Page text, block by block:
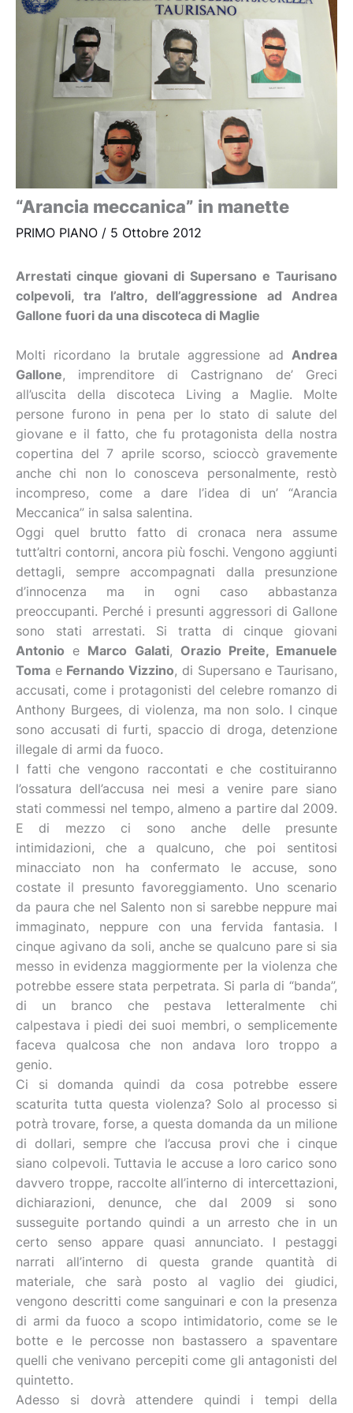
“Arancia meccanica” in manette
PRIMO PIANO / 5 Ottobre 2012
Arrestati cinque giovani di Supersano e Taurisano
colpevoli, tra l’altro, dell’aggressione ad Andrea
Gallone fuori da una discoteca di Maglie
Molti ricordano la brutale aggressione ad Andrea
Gallone, imprenditore di Castrignano de’ Greci
all’uscita della discoteca Living a Maglie. Molte
persone furono in pena per lo stato di salute del
giovane e il fatto, che fu protagonista della nostra
copertina del 7 aprile scorso, scioccò gravemente
anche chi non lo conosceva personalmente, restò
incompreso, come a dare l’idea di un’ “Arancia
Meccanica” in salsa salentina.
Oggi quel brutto fatto di cronaca nera assume
tutt’altri contorni, ancora più foschi. Vengono aggiunti
dettagli, sempre accompagnati dalla presunzione
d’innocenza ma in ogni caso abbastanza
preoccupanti. Perché i presunti aggressori di Gallone
sono stati arrestati. Si tratta di cinque giovani
Antonio e Marco Galati, Orazio Preite, Emanuele
Toma e Fernando Vizzino, di Supersano e Taurisano,
accusati, come i protagonisti del celebre romanzo di
Anthony Burgees, di violenza, ma non solo. I cinque
sono accusati di furti, spaccio di droga, detenzione
illegale di armi da fuoco.
I fatti che vengono raccontati e che costituiranno
l’ossatura dell’accusa nei mesi a venire pare siano
stati commessi nel tempo, almeno a partire dal 2009.
E di mezzo ci sono anche delle presunte
intimidazioni, che a qualcuno, che poi sentitosi
minacciato non ha confermato le accuse, sono
costate il presunto favoreggiamento. Uno scenario
da paura che nel Salento non si sarebbe neppure mai
immaginato, neppure con una fervida fantasia. I
cinque agivano da soli, anche se qualcuno pare si sia
messo in evidenza maggiormente per la violenza che
potrebbe essere stata perpetrata. Si parla di “banda”,
di un branco che pestava letteralmente chi
calpestava i piedi dei suoi membri, o semplicemente
faceva qualcosa che non andava loro troppo a
genio.
Ci si domanda quindi da cosa potrebbe essere
scaturita tutta questa violenza? Solo al processo si
potrà trovare, forse, a questa domanda da un milione
di dollari, sempre che l’accusa provi che i cinque
siano colpevoli. Tuttavia le accuse a loro carico sono
davvero troppe, raccolte all’interno di intercettazioni,
dichiarazioni, denunce, che dal 2009 si sono
susseguite portando quindi a un arresto che in un
certo senso appare quasi annunciato. I pestaggi
narrati all’interno di questa grande quantità di
materiale, che sarà posto al vaglio dei giudici,
vengono descritti come sanguinari e con la presenza
di armi da fuoco a scopo intimidatorio, come se le
botte e le percosse non bastassero a spaventare
quelli che venivano percepiti come gli antagonisti del
quintetto.
Adesso si dovrà attendere quindi i tempi della